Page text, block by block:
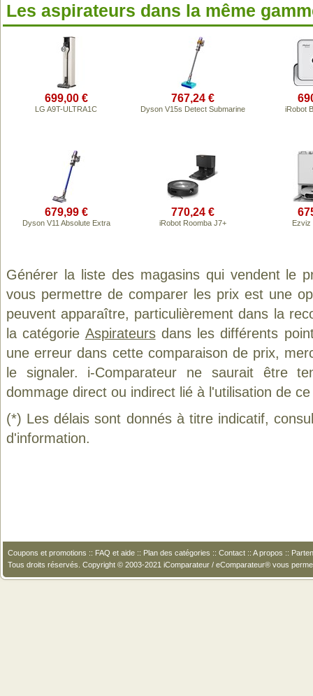
Les aspirateurs dans la même
699,00 €
LG A9T-ULTRA1C
767,24 €
Dyson V15s Detect Submarine iRobot
679,99 €
Dyson V11 Absolute Extra
770,24 €
iRobot Roomba J7+ Ezviz
Générer la liste des magasins qui vendent le
vous permettre de comparer les prix est une
peuvent apparaître, particulièrement dans la
la catégorie Aspirateursdans les différents
une erreur dans cette comparaison de prix,
le signaler. i-Comparateur ne saurait être
dommage direct ou indirect lié à l'utilisation de
(*) Les délais sont donnés à titre indicatif,
d'information.
Coupons et promotions :: FAQ et aide :: Plan des catégories :: Contact :: A propos ::
Tous droits réservés. Copyright © 2003-2021 iComparateur / eComparateur® vous